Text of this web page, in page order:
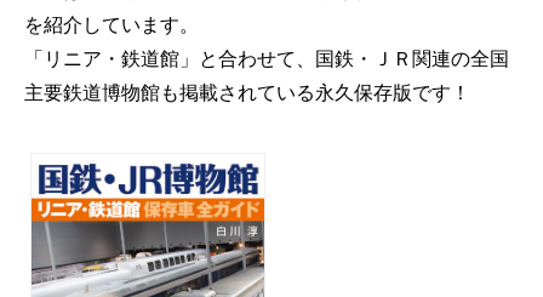
を紹介しています。
「リニア・鉄道館」と合わせて、国鉄・ＪＲ関連の全国
主要鉄道博物館も掲載されている永久保存版です！